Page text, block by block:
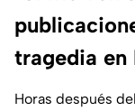
tragedia en
Horas después